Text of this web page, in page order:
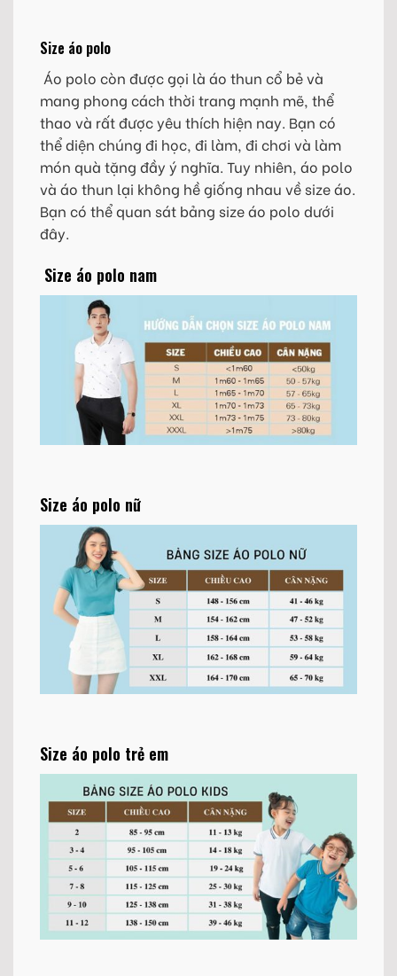
Size áo polo
Áo polo còn được gọi là áo thun cổ bẻ và
mang phong cách thời trang mạnh mẽ, thể
thao và rất được yêu thích hiện nay. Bạn có
thể diện chúng đi học, đi làm, đi chơi và làm
món quà tặng đầy ý nghĩa. Tuy nhiên, áo polo
và áo thun lại không hề giống nhau về size áo.
Bạn có thể quan sát bảng size áo polo dưới
đây.
Size áo polo nam
Size áo polo nữ
Size áo polo trẻ em